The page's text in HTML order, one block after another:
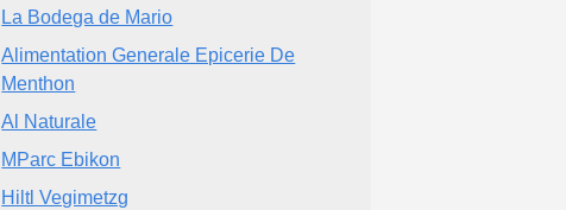
La Bodega de Mario
Alimentation Generale Epicerie De
Menthon
Al Naturale
MParc Ebikon
Hiltl Vegimetzg